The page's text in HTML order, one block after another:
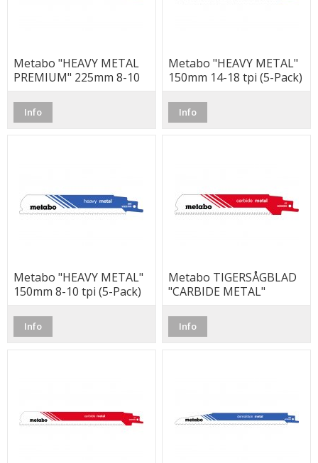
Metabo "HEAVY METAL
PREMIUM" 225mm 8-10
Info
Metabo "HEAVY METAL"
150mm 14-18 tpi (5-Pack)
Info
Metabo "HEAVY METAL"
150mm 8-10 tpi (5-Pack)
Info
Metabo TIGERSÅGBLAD
"CARBIDE METAL"
Info